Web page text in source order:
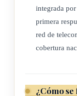
otras no
Instituto
Para estos fines, el
integrada
primera
red de
cobertura
¿Cómo se